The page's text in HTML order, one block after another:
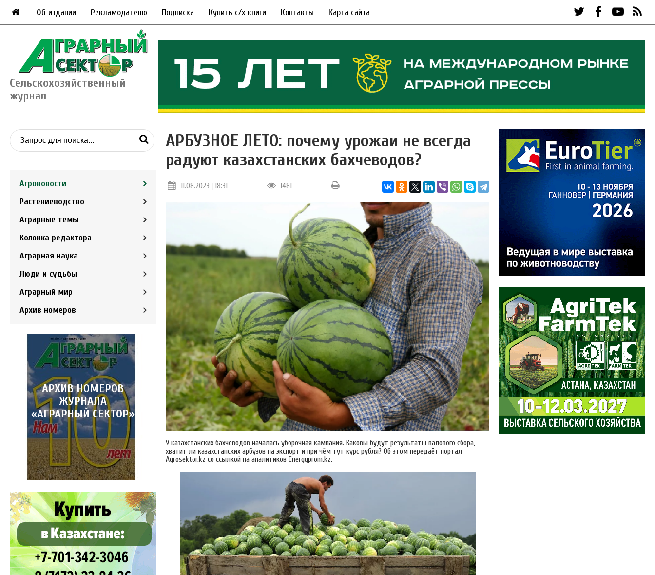
Об издании Рекламодателю Подписка Купить с/х книги Контакты Карта сайта
Сельскохозяйственный
журнал
Агроновости
Растениеводство
Аграрные темы
Колонка редактора
Аграрная наука
Люди и судьбы
Аграрный мир
Архив номеров
АРХИВ НОМЕРОВ
ЖУРНАЛА
«АГРАРНЫЙ СЕКТОР»
АРБУЗНОЕ ЛЕТО: почему урожаи не всегда
радуют казахстанских бахчеводов?
11.08.2023 | 18:31 1481
У казахстанских бахчеводов началась уборочная кампания. Каковы будут результаты валового сбора,
хватит ли казахстанских арбузов на экспорт и при чём тут курс рубля? Об этом передаёт портал
Аgrosektor.kz со ссылкой на аналитиков Energyprom.kz.